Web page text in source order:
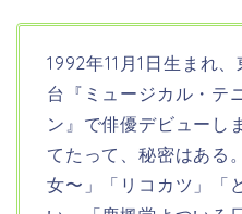
1992年11月1日生まれ
台『ミュージカル・テ
ン』で俳優デビューし
てたって、秘密はある
女〜」「リコカツ」「